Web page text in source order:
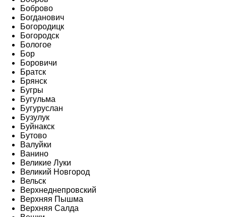
Боброво
Богданович
Богородицк
Богородск
Бологое
Бор
Боровичи
Братск
Брянск
Бугры
Бугульма
Бугуруслан
Бузулук
Буйнакск
Бутово
Валуйки
Ванино
Великие Луки
Великий Новгород
Вельск
Верхнеднепровский
Верхняя Пышма
Верхняя Салда